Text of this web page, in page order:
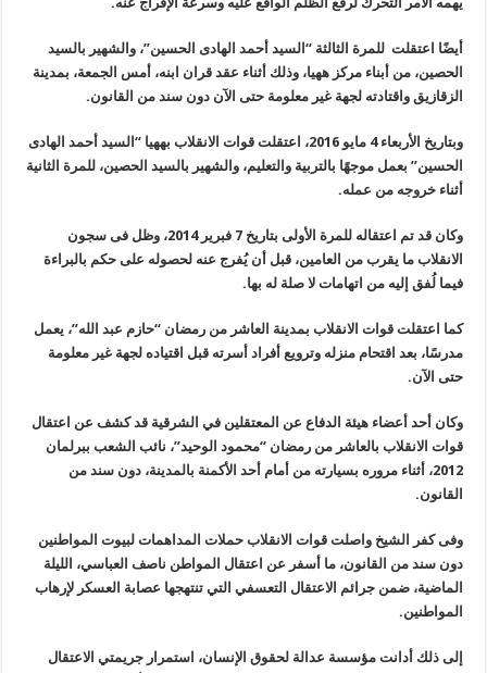
أيضًا اعتقلت للمرة الثالثة “السيد أحمد الهادى الحسين”، والشهير بالسيد
الحصين، من أبناء مركز ههيا، وذلك أثناء عقد قران ابنه، أمس الجمعة، بمدينة
الزقازيق واقتادته لجهة غير معلومة حتى الآن دون سند من القانون.
وبتاريخ الأربعاء 4 مايو 2016، اعتقلت قوات الانقلاب بههيا “السيد أحمد الهادى
الحسين” بعمل موجهًا بالتربية والتعليم، والشهير بالسيد الحصين، للمرة الثانية
أثناء خروجه من عمله.
وكان قد تم اعتقاله للمرة الأولى بتاريخ 7 فبرير 2014، وظل فى سجون
الانقلاب ما يقرب من العامين، قبل أن يُفرج عنه لحصوله على حكم بالبراءة
فيما لُفق إليه من اتهامات لا صلة له بها.
كما اعتقلت قوات الانقلاب بمدينة العاشر من رمضان “حازم عبد الله”، يعمل
مدرسًا، بعد اقتحام منزله وترويع أفراد أسرته قبل اقتياده لجهة غير معلومة
حتى الآن.
وكان أحد أعضاء هيئة الدفاع عن المعتقلين في الشرقية قد كشف عن اعتقال
قوات الانقلاب بالعاشر من رمضان “محمود الوحيد”، نائب الشعب ببرلمان
2012، أثناء مروره بسيارته من أمام أحد الأكمنة بالمدينة، دون سند من
القانون.
وفى كفر الشيخ واصلت قوات الانقلاب حملات المداهمات لبيوت المواطنين
دون سند من القانون، ما أسفر عن اعتقال المواطن ناصف العباسي، الليلة
الماضية، ضمن جرائم الاعتقال التعسفي التي تنتهجها عصابة العسكر لإرهاب
المواطنين.
إلى ذلك أدانت مؤسسة عدالة لحقوق الإنسان، استمرار جريمتي الاعتقال